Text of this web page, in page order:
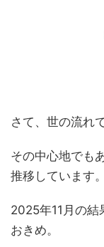
さて、世の流れ
その中心地でも
推移しています。
2025年11月の結
おきめ。